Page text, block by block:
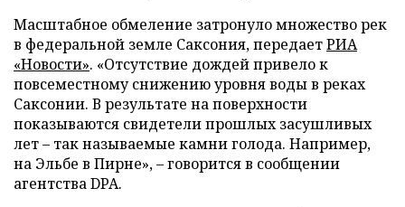
Масштабное обмеление затронуло множество рек
в федеральной земле Саксония, передаетРИА
«Новости». «Отсутствие дождей привело к
повсеместному снижению уровня воды в реках
Саксонии. В результате на поверхности
показываются свидетели прошлых засушливых
лет – так называемые камни голода. Например,
на Эльбе в Пирне», – говорится в сообщении
агентства DPA.